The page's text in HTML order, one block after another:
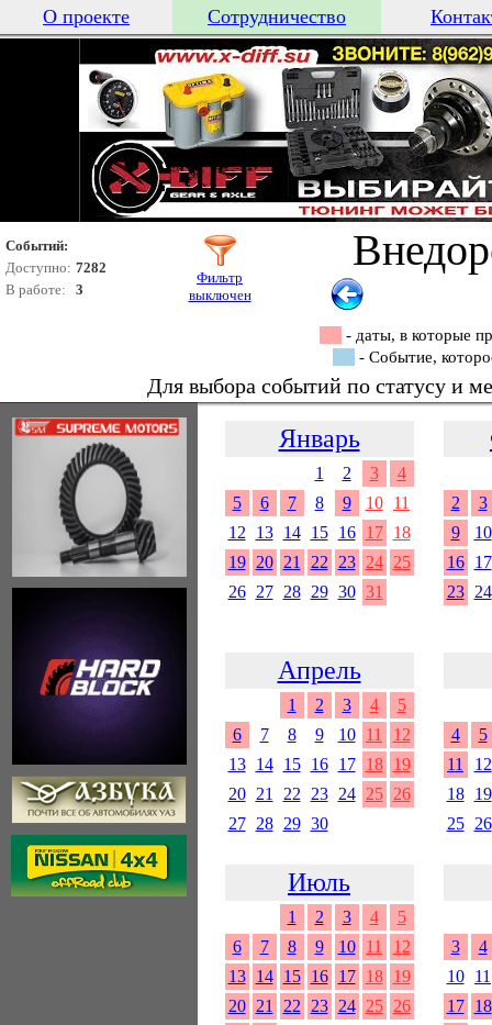
О проекте Сотрудничество
Событий:
Доступно: 7282
В работе:
3
Фильтр
выключен
- даты, в которые
- Событие,
Для выбора событий по статусу и
Январь
1 2 3
4
5
6 7 8 9 10
11
12
13 14 15 16 17
18
19
20 21 22 23 24
25
26
27 28 29 30 31
2
3
9
10
16
17
23
24
Апрель
1 2 3 4
5
6
7 8 9 10 11
12
13
14 15 16 17 18
19
20
21 22 23 24 25
26
27
28 29 30
4
5
11
12
18
19
25
26
Июль
1 2 3 4
5
6
7 8 9 10 11
12
13
14 15 16 17 18
19
20
21 22 23 24 25
26
3
4
10
11
17
18